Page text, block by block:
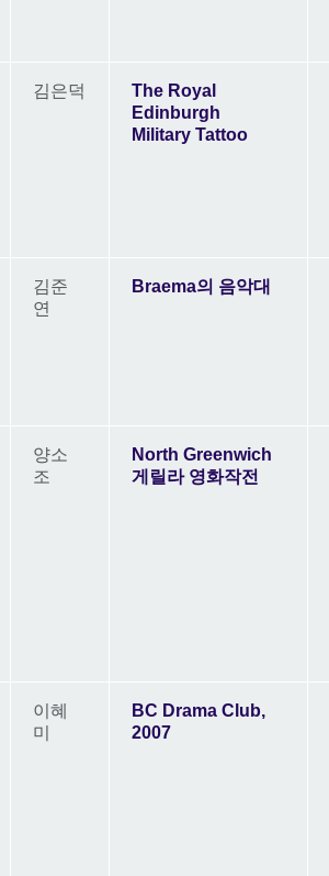
김은덕
The Royal
Edinburgh
Military Tattoo
김준
연
Braema의 음악대
양소
조
North Greenwich
게릴라 영화작전
이혜
미
BC Drama Club,
2007